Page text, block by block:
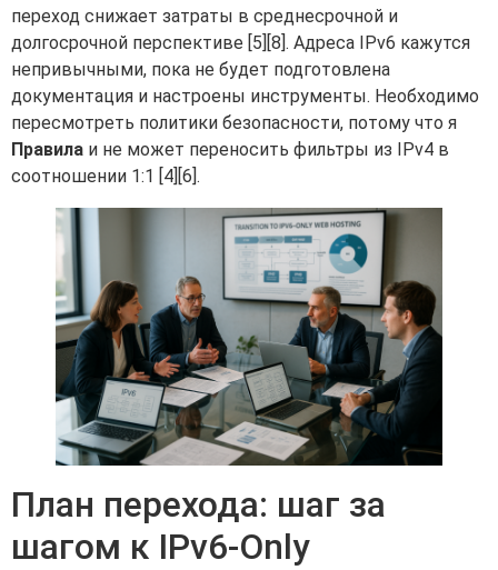
переход снижает затраты в среднесрочной и
долгосрочной перспективе [5][8]. Адреса IPv6 кажутся
непривычными, пока не будет подготовлена
документация и настроены инструменты. Необходимо
пересмотреть политики безопасности, потому что я
Правила и не может переносить фильтры из IPv4 в
соотношении 1:1 [4][6].
План перехода: шаг за
шагом к IPv6-Only